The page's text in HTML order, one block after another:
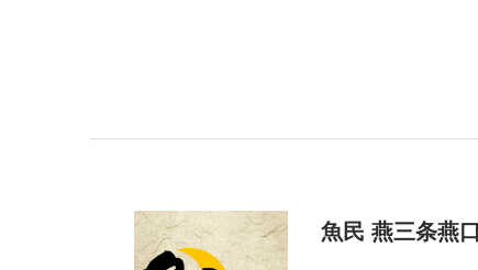
魚民 燕三条燕